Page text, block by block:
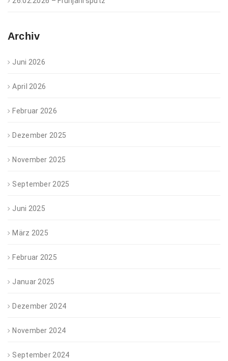
Archiv
Juni 2026
April 2026
Februar 2026
Dezember 2025
November 2025
September 2025
Juni 2025
März 2025
Februar 2025
Januar 2025
Dezember 2024
November 2024
September 2024